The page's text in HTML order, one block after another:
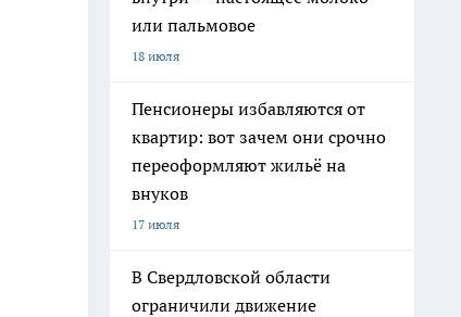
или пальмовое
18 июля
Пенсионеры избавляются от
квартир: вот зачем они срочно
переоформляют жильё на
внуков
17 июля
В Свердловской области
ограничили движение